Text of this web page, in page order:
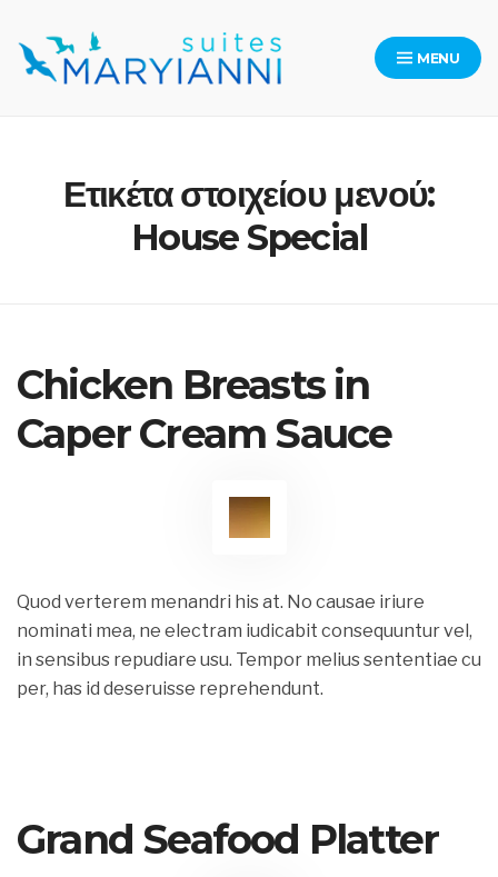
content
MENU
Ετικέτα στοιχείου μενού:
House Special
Chicken Breasts in
Caper Cream Sauce
Quod verterem menandri his at. No causae iriure
nominati mea, ne electram iudicabit consequuntur vel,
in sensibus repudiare usu. Tempor melius sententiae cu
per, has id deseruisse reprehendunt.
Grand Seafood Platter